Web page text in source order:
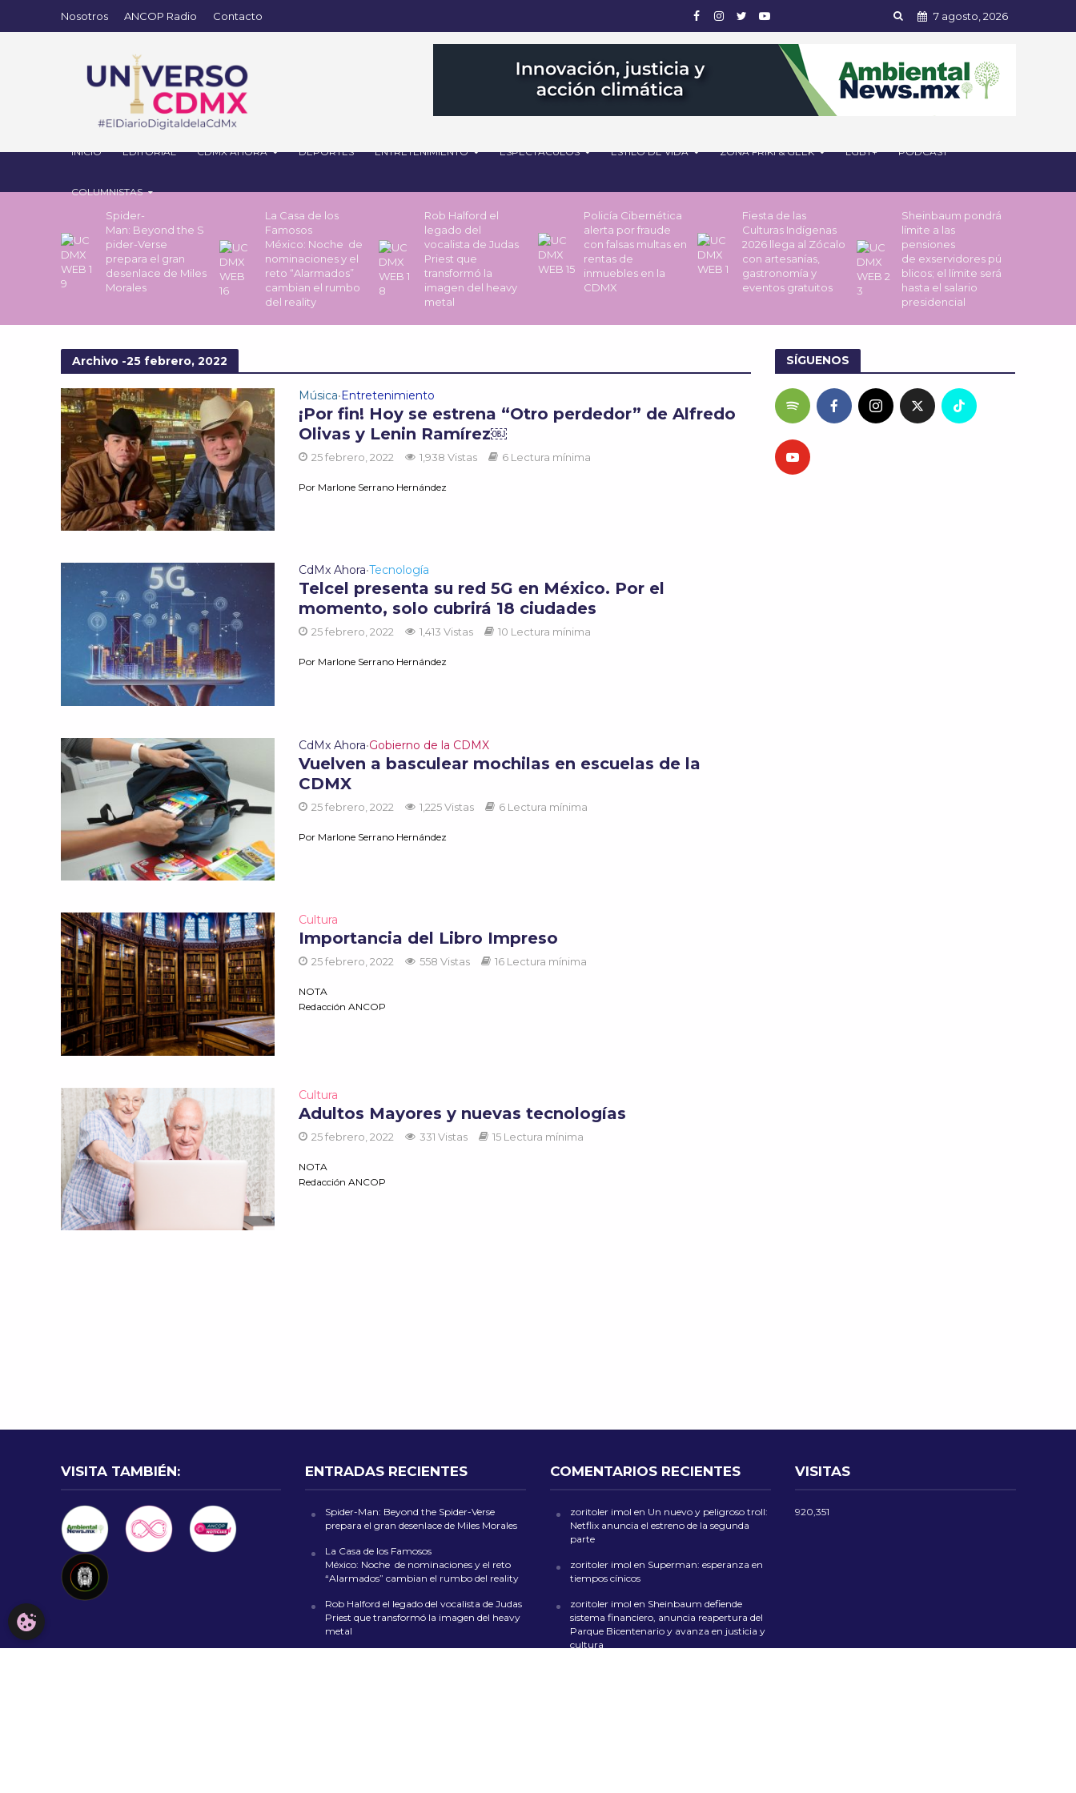
Nosotros ANCOP Radio Contacto 7 agosto, 2026
INICIO EDITORIAL CDMX AHORA DEPORTES ENTRETENIMIENTO ESPECTÁCULOS ESTILO DE VIDA ZONA FRIKI & GEEK LGBT+ PODCAST
COLUMNISTAS
Spider-
Man: Beyond the S
pider-Verse
prepara el gran
desenlace de Miles
Morales
La Casa de los
Famosos
México: Noche de
nominaciones y el
reto “Alarmados”
cambian el rumbo
del reality
Rob Halford el
legado del
vocalista de Judas
Priest que
transformó la
imagen del heavy
metal
Policía Cibernética
alerta por fraude
con falsas multas en
rentas de
inmuebles en la
CDMX
Fiesta de las
Culturas Indígenas
2026 llega al Zócalo
con artesanías,
gastronomía y
eventos gratuitos
Sheinbaum pondrá
límite a las
pensiones
de exservidores pú
blicos; el límite será
hasta el salario
presidencial
Archivo -25 febrero, 2022
Música•Entretenimiento
¡Por fin! Hoy se estrena “Otro perdedor” de Alfredo
Olivas y Lenin Ramírez￼
25 febrero, 2022 1,938 Vistas 6 Lectura mínima
Por Marlone Serrano Hernández
CdMx Ahora•Tecnología
Telcel presenta su red 5G en México. Por el
momento, solo cubrirá 18 ciudades
25 febrero, 2022 1,413 Vistas 10 Lectura mínima
Por Marlone Serrano Hernández
CdMx Ahora•Gobierno de la CDMX
Vuelven a basculear mochilas en escuelas de la
CDMX
25 febrero, 2022 1,225 Vistas 6 Lectura mínima
Por Marlone Serrano Hernández
Cultura
Importancia del Libro Impreso
25 febrero, 2022 558 Vistas 16 Lectura mínima
NOTA
Redacción ANCOP
Cultura
Adultos Mayores y nuevas tecnologías
25 febrero, 2022 331 Vistas 15 Lectura mínima
NOTA
Redacción ANCOP
SÍGUENOS
VISITA TAMBIÉN: ENTRADAS RECIENTES
Spider-Man: Beyond the Spider-Verse
prepara el gran desenlace de Miles Morales
La Casa de los Famosos
México: Noche de nominaciones y el reto
“Alarmados” cambian el rumbo del reality
Rob Halford el legado del vocalista de Judas
Priest que transformó la imagen del heavy
metal
COMENTARIOS RECIENTES
zoritoler imol en Un nuevo y peligroso troll:
Netflix anuncia el estreno de la segunda
parte
zoritoler imol en Superman: esperanza en
tiempos cínicos
zoritoler imol en Sheinbaum defiende
sistema financiero, anuncia reapertura del
Parque Bicentenario y avanza en justicia y
cultura
VISITAS
920,351
CONFIGURACIÓN DE COOKIES